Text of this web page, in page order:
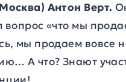
Антон Верт.
вопрос «что мы
мы продаем вовсе
А что? Знают